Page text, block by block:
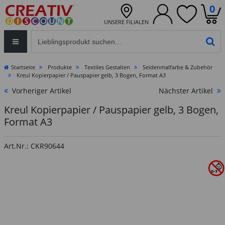
UNSERE FILIALEN
0
Startseite Produkte Textiles Gestalten
Seidenmalfarbe & Zubehör
Kreul Kopierpapier / Pauspapier gelb, 3 Bogen, Format A3
Vorheriger Artikel Nächster Artikel
Kreul Kopierpapier / Pauspapier gelb, 3 Bogen,
Format A3
Art.Nr.: CKR90644